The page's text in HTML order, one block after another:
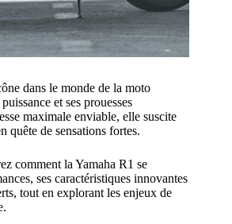
dans le monde de la moto
et ses prouesses
maximale enviable, elle suscite
quête de sensations fortes.
comment la Yamaha R1 se
ses caractéristiques innovantes
tout en explorant les enjeux de